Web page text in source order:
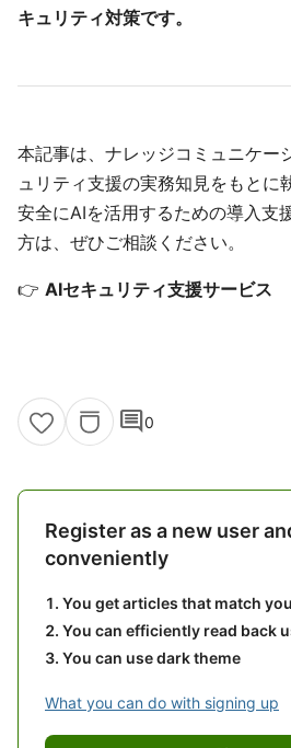
キュリティ対策です。
本記事は、ナレッジコミュニケー
ュリティ支援の実務知見をもとに
安全にAIを活用するための導入支
方は、ぜひご相談ください。
👉 AIセキュリティ支援サービス
comment0
Register as a new user
conveniently
You get articles that match
You can efficiently read back
You can use dark theme
What you can do with signing up